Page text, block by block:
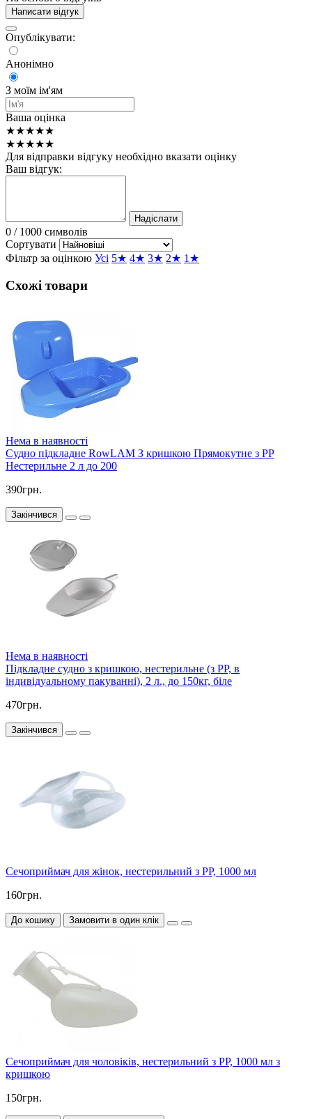
Написати відгук
Опублікувати:
Анонімно
З моїм ім'ям
Ваша оцінка
★★★★★
★★★★★
Для відправки відгуку необхідно вказати оцінку
Ваш відгук:
Надіслати
0 / 1000 символів
Сортувати
Фільтр за оцінкою Усі 5★ 4★ 3★ 2★ 1★
Схожі товари
Нема в наявності
Судно підкладне RowLAM З кришкою Прямокутне з РР
Нестерильне 2 л до 200
390грн.
Закінчився
Нема в наявності
Підкладне судно з кришкою, нестерильне (з PP, в
індивідуальному пакуванні), 2 л., до 150кг, біле
470грн.
Закінчився
Сечоприймач для жінок, нестерильний з PP, 1000 мл
160грн.
До кошику Замовити в один клік
Сечоприймач для чоловіків, нестерильний з PP, 1000 мл з
кришкою
150грн.